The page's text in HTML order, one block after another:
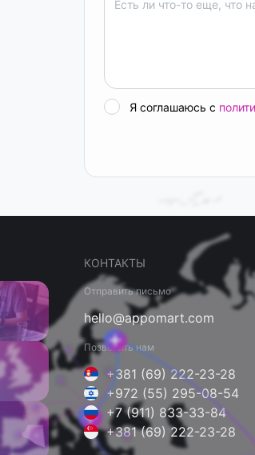
Я соглашаюсь с
КОНТАКТЫ
Отправить письмо
hello@appomart.com
Позвонить нам
+381 (69) 222-23-28
+972 (55) 295-08-54
+7 (911) 833-33-84
+381 (69) 222-23-28